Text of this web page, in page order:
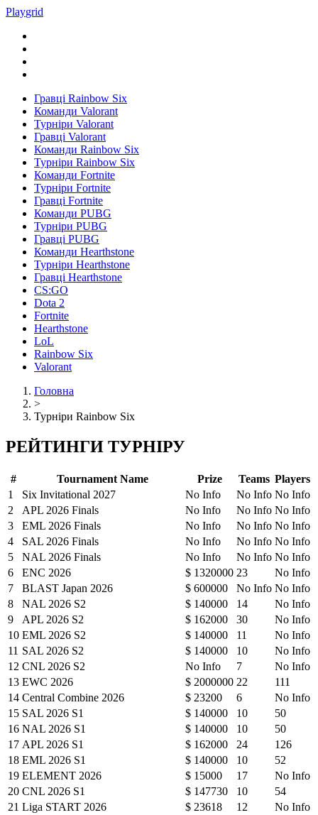
Playgrid
Гравці Rainbow Six
Команди Valorant
Турніри Valorant
Гравці Valorant
Команди Rainbow Six
Турніри Rainbow Six
Команди Fortnite
Турніри Fortnite
Гравці Fortnite
Команди PUBG
Турніри PUBG
Гравці PUBG
Команди Hearthstone
Турніри Hearthstone
Гравці Hearthstone
CS:GO
Dota 2
Fortnite
Hearthstone
LoL
Rainbow Six
Valorant
Головна
>
Турніри Rainbow Six
РЕЙТИНГИ ТУРНІРУ
# Tournament Name Prize Teams Players
1
Six Invitational 2027 No Info No Info No Info
2
APL 2026 Finals No Info No Info No Info
3
EML 2026 Finals No Info No Info No Info
4
SAL 2026 Finals No Info No Info No Info
5
NAL 2026 Finals No Info No Info No Info
6
ENC 2026 $ 1320000 23
No Info
7
BLAST Japan 2026 $ 600000 No Info No Info
8
NAL 2026 S2 $ 140000 14
No Info
9
APL 2026 S2 $ 162000 30
No Info
10 EML 2026 S2 $ 140000 11
No Info
11 SAL 2026 S2 $ 140000 10
No Info
12 CNL 2026 S2 No Info 7
No Info
13 EWC 2026 $ 2000000 22
111
14 Central Combine 2026 $ 23200 6
No Info
15 SAL 2026 S1 $ 140000 10
50
16 NAL 2026 S1 $ 140000 10
50
17 APL 2026 S1 $ 162000 24
126
18 EML 2026 S1 $ 140000 10
52
19 ELEMENT 2026 $ 15000 17
No Info
20 CNL 2026 S1 $ 147730 10
54
21 Liga START 2026 $ 23618 12
No Info